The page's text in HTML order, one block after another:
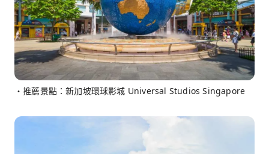
・推薦景點：新加坡環球影城 Universal Studios Singapore